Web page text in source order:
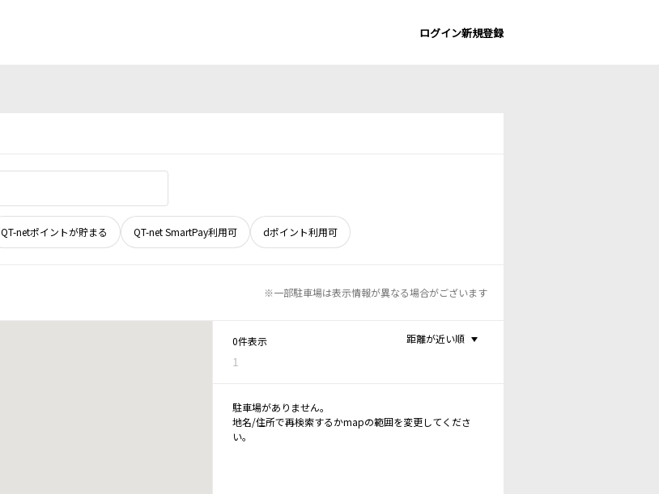
ログイン新規登録
QT-netポイントが貯まる QT-net SmartPay利用可 dポイント利用可
※一部駐車場は表示情報が異なる場合がございます
0件表示
1
距離が近い順
駐車場がありません。
地名/住所で再検索するかmapの範囲を変更してくださ
い。